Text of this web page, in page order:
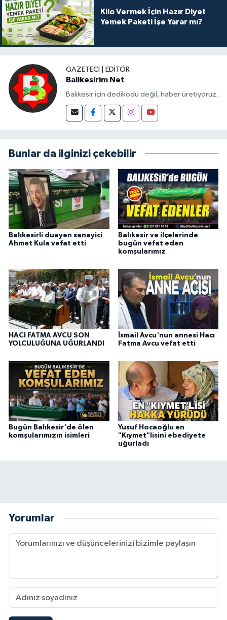
Kilo Vermek İçin Hazır Diyet
Yemek Paketi İşe Yarar mı?
GAZETECI | EDITÖR
Balikesirim Net
Balıkesir için dedikodu değil, haber üretiyoruz.
Bunlar da ilginizi çekebilir
Balıkesirli duayen sanayici
Ahmet Kula vefat etti
Balıkesir ve ilçelerinde
bugün vefat eden
komşularımız
HACI FATMA AVCU SON
YOLCULUĞUNA UĞURLANDI
İsmail Avcu'nun annesi Hacı
Fatma Avcu vefat etti
Bugün Balıkesir'de ölen
komşularımızın isimleri
Yusuf Hocaoğlu en
"Kıymet"lisini ebediyete
uğurladı
Yorumlar